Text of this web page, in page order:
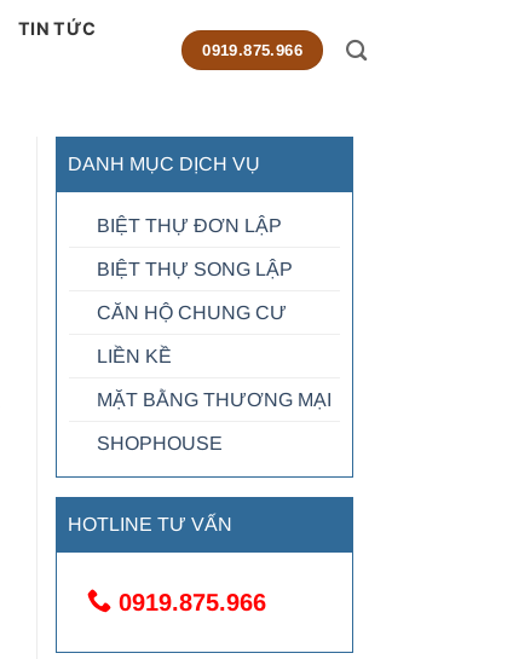
TIN TỨC
0919.875.966
DANH MỤC DỊCH VỤ
BIỆT THỰ ĐƠN LẬP
BIỆT THỰ SONG LẬP
CĂN HỘ CHUNG CƯ
LIỀN KỀ
MẶT BẰNG THƯƠNG MẠI
SHOPHOUSE
HOTLINE TƯ VẤN
0919.875.966